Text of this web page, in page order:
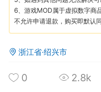
大人
Lv.8
02-10 15:45
电脑端 其他&
卖挂
禁止发布联机可用
作弊模组的发布规范近期
6、游戏MOD属于虚拟数字商
不允许申请退款，购买即默认
浙江省·绍兴市
0 2.8k